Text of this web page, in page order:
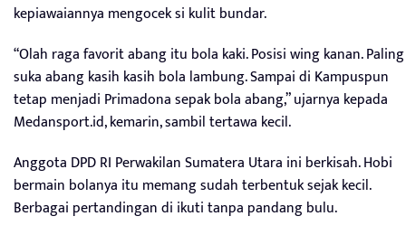
kepiawaiannya mengocek si kulit bundar.
“Olah raga favorit abang itu bola kaki. Posisi wing kanan. Paling
suka abang kasih kasih bola lambung. Sampai di Kampuspun
tetap menjadi Primadona sepak bola abang,” ujarnya kepada
Medansport.id, kemarin, sambil tertawa kecil.
Anggota DPD RI Perwakilan Sumatera Utara ini berkisah. Hobi
bermain bolanya itu memang sudah terbentuk sejak kecil.
Berbagai pertandingan di ikuti tanpa pandang bulu.